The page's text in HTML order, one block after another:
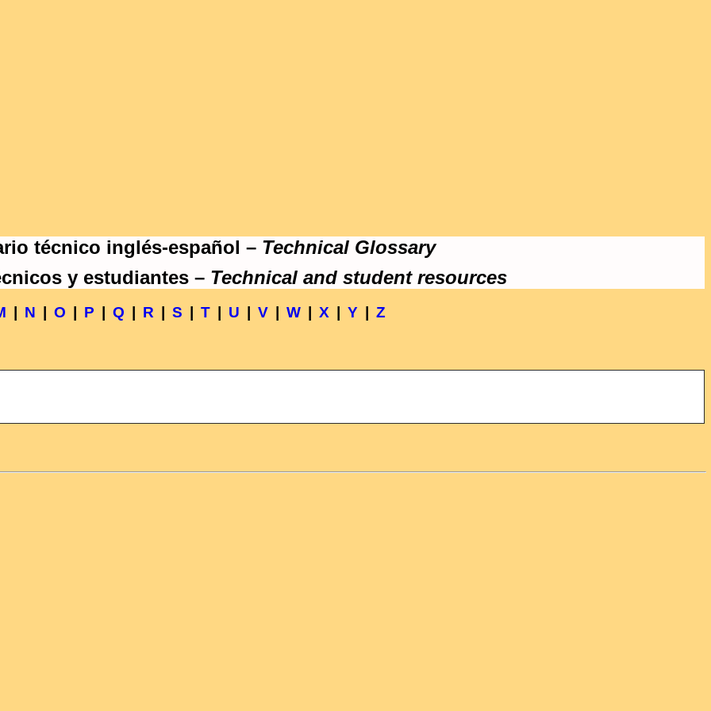
técnico inglés-español – Technical Glossary
y estudiantes – Technical and student resources
N O P Q R S T U V W X Y
Z